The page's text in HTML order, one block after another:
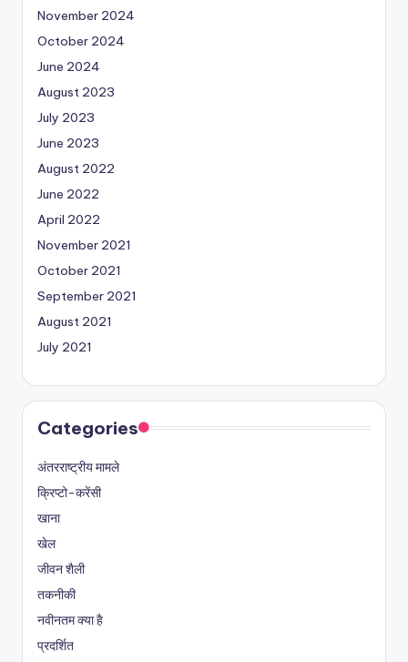
November 2024
October 2024
June 2024
August 2023
July 2023
June 2023
August 2022
June 2022
April 2022
November 2021
October 2021
September 2021
August 2021
July 2021
Categories
अंतरराष्ट्रीय मामले
क्रिप्टो-करेंसी
खाना
खेल
जीवन शैली
तकनीकी
नवीनतम क्या है
प्रदर्शित